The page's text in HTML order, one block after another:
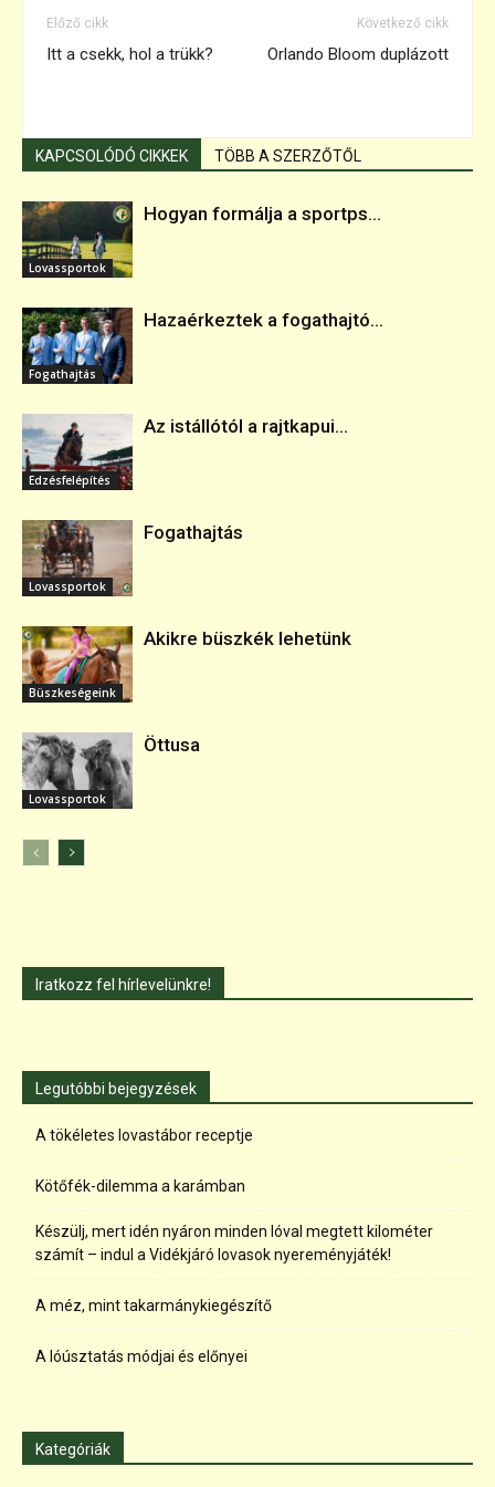
Előző cikk
Itt a csekk, hol a trükk?
Következő cikk
Orlando Bloom duplázott
KAPCSOLÓDÓ CIKKEK TÖBB A SZERZŐTŐL
Lovassportok
Hogyan formálja a sportps...
Fogathajtás
Hazaérkeztek a fogathajtó...
Edzésfelépítés
Az istállótól a rajtkapui...
Lovassportok
Fogathajtás
Büszkeségeink
Akikre büszkék lehetünk
Lovassportok
Öttusa
Iratkozz fel hírlevelünkre!
Legutóbbi bejegyzések
A tökéletes lovastábor receptje
Kötőfék-dilemma a karámban
Készülj, mert idén nyáron minden lóval megtett kilométer
számít – indul a Vidékjáró lovasok nyereményjáték!
A méz, mint takarmánykiegészítő
A lóúsztatás módjai és előnyei
Kategóriák